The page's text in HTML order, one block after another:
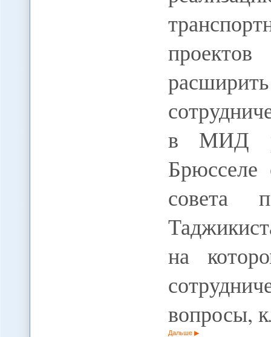
в МИД
Брюсселе
совета
на
вопросы,
Дальше